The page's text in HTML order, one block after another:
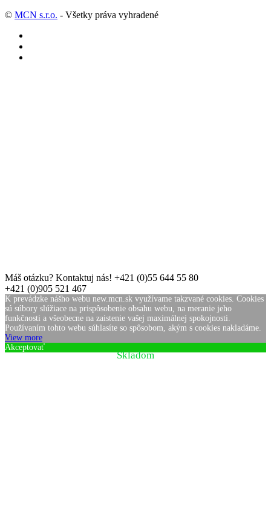
Skladom
© MCN s.r.o. - Všetky práva vyhradené
Máš otázku? Kontaktuj nás! +421 (0)55 644 55 80
+421 (0)905 521 467
K prevádzke nášho webu new.mcn.sk využívame takzvané cookies. Cookies
sú súbory slúžiace na prispôsobenie obsahu webu, na meranie jeho
funkčnosti a všeobecne na zaistenie vašej maximálnej spokojnosti.
Používaním tohto webu súhlasíte so spôsobom, akým s cookies nakladáme.
View more
Akceptovať